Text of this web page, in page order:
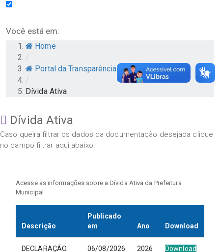
Você está em:
Home
/
Portal da Transparência
/
Dívida Ativa
Dívida Ativa
Caso queira filtrar os dados da documentação desejada clique
no campo filtrar aqui abaixo.
Acesse as informações sobre a Dívida Ativa da Prefeitura
Municipal
Descrição
Publicado
em
Ano Download
DECLARAÇÃO
06/08/2026 2026 Download